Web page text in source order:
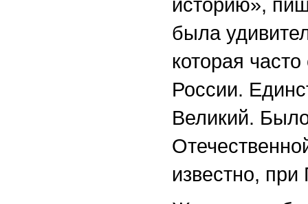
была
которая
России.
Великий.
известно,